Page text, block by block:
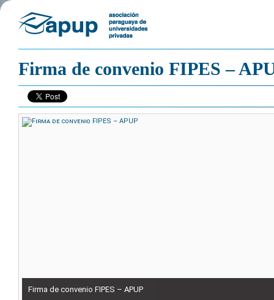
Firma de convenio FIPES –
Firma de convenio FIPES – APUP